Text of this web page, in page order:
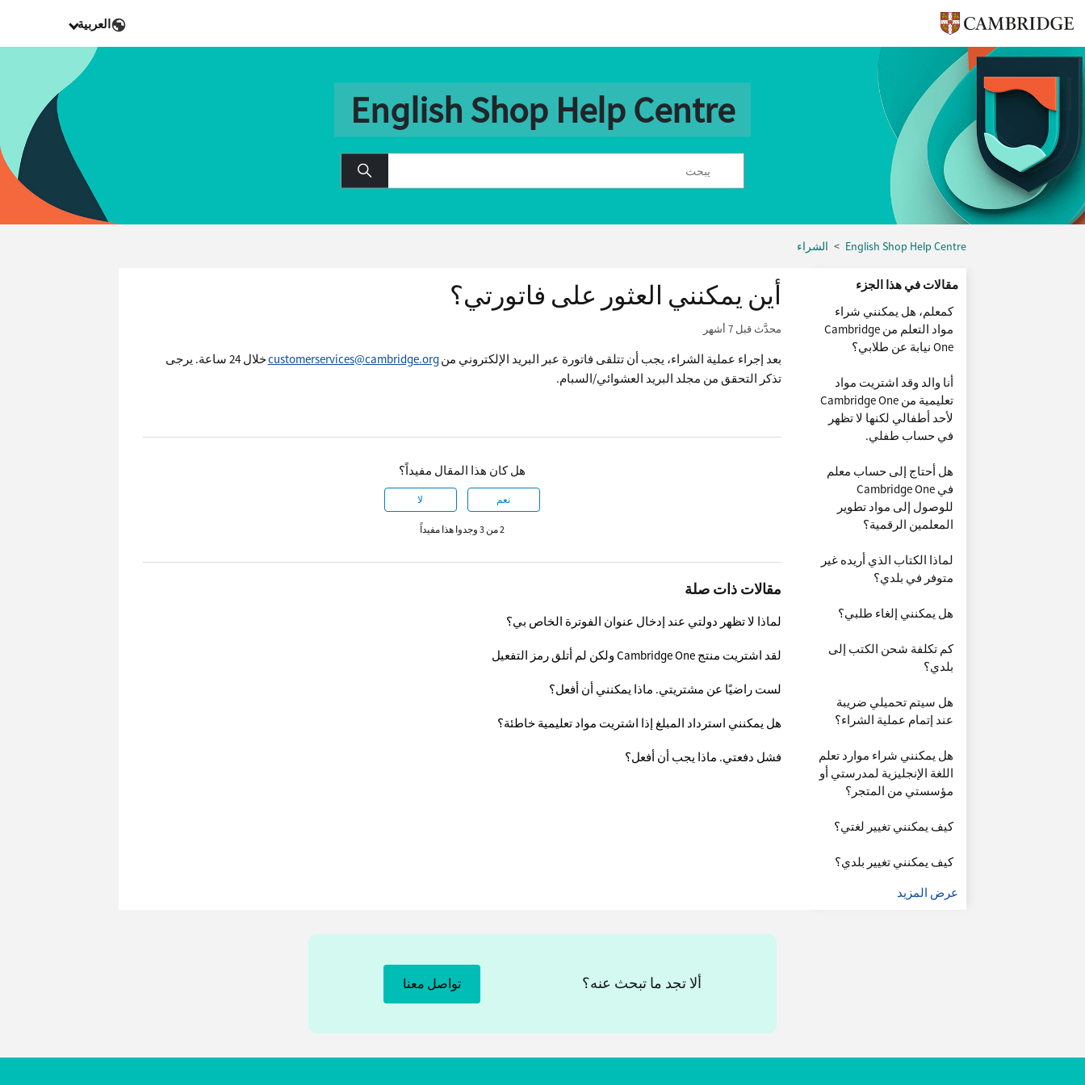
العربية
English Shop Help Centre
English Shop Help Centre الشراء
مقالات في هذا الجزء
كمعلم، هل يمكنني شراء
مواد التعلم من Cambridge
One نيابة عن طلابي؟
أنا والد وقد اشتريت مواد
تعليمية من Cambridge One
لأحد أطفالي لكنها لا تظهر
في حساب طفلي.
هل أحتاج إلى حساب معلم
في Cambridge One
للوصول إلى مواد تطوير
المعلمين الرقمية؟
لماذا الكتاب الذي أريده غير
متوفر في بلدي؟
هل يمكنني إلغاء طلبي؟
كم تكلفة شحن الكتب إلى
بلدي؟
هل سيتم تحميلي ضريبة
عند إتمام عملية الشراء؟
هل يمكنني شراء موارد تعلم
اللغة الإنجليزية لمدرستي أو
مؤسستي من المتجر؟
كيف يمكنني تغيير لغتي؟
كيف يمكنني تغيير بلدي؟
عرض المزيد
أين يمكنني العثور على فاتورتي؟
محدَّثقبل 7 أشهر
بعد إجراء عملية الشراء، يجب أن تتلقى فاتورة عبر البريد الإلكتروني منcustomerservices@cambridge.org
خلال 24 ساعة. يرجى
تذكر التحقق من مجلد البريد العشوائي/السبام.
هل كان هذا المقال مفيداً؟
نعم لا
2 من 3 وجدوا هذا مفيداً
مقالات ذات صلة
لماذا لا تظهر دولتي عند إدخال عنوان الفوترة الخاص بي؟
لقد اشتريت منتج Cambridge One ولكن لم أتلق رمز التفعيل
لست راضيًا عن مشتريتي. ماذا يمكنني أن أفعل؟
هل يمكنني استرداد المبلغ إذا اشتريت مواد تعليمية خاطئة؟
فشل دفعتي. ماذا يجب أن أفعل؟
ألا تجد ما تبحث عنه؟ تواصل معنا